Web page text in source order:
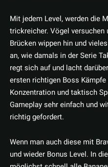
Mit jedem Level, werden die
trickreicher. Vögel versuchen
Brücken wippen hin und
an, wie damals in der Serie
regt sich auf und lacht
ersten richtigen Boss
Konzentration und taktisch
Gameplay sehr einfach und
richtig gefordert.
Wenn man auch diese mit
und wieder Bonus Level. In